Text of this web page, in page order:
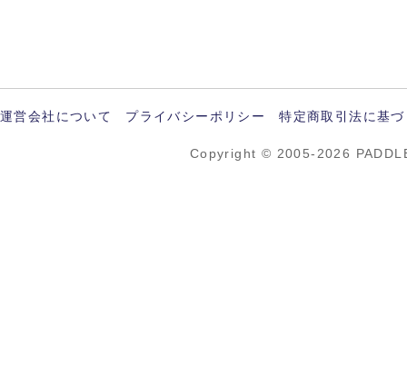
運営会社について プライバシーポリシー 特定商取引法に基
Copyright © 2005-2026